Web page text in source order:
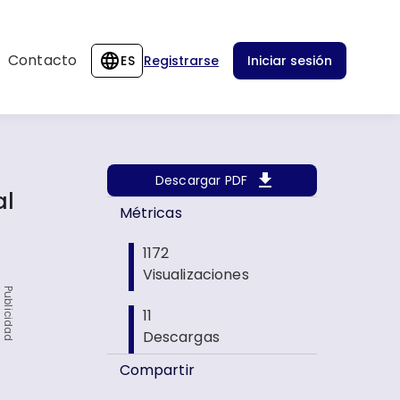
Contacto ES Registrarse Iniciar sesión
Publicidad
Descargar PDF
Métricas
1172
Visualizaciones
11
Descargas
Compartir